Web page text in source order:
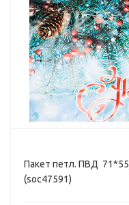
Пакет петл. ПВД
(soc47591)